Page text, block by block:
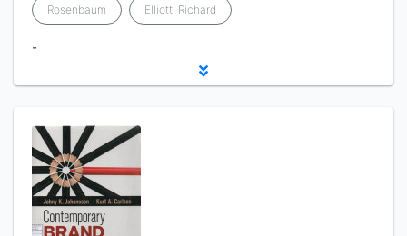
Rosenbaum Elliott, Richard
-